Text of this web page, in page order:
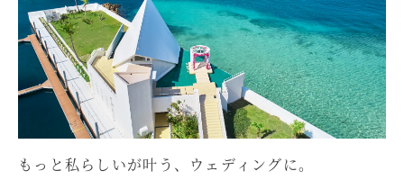
もっと私らしいが叶う、 ウェディングに。